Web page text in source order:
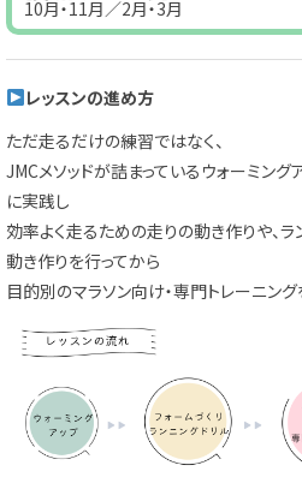
10月・11月／2月・3月
レッスンの進め方
ただ走るだけの練習ではなく、
JMCメソッドが詰まっているウォーミン
に実践し
効率よく走るための走りの動き作りや、
動き作りを行ってから
目的別のマラソン向け・専門トレーニング